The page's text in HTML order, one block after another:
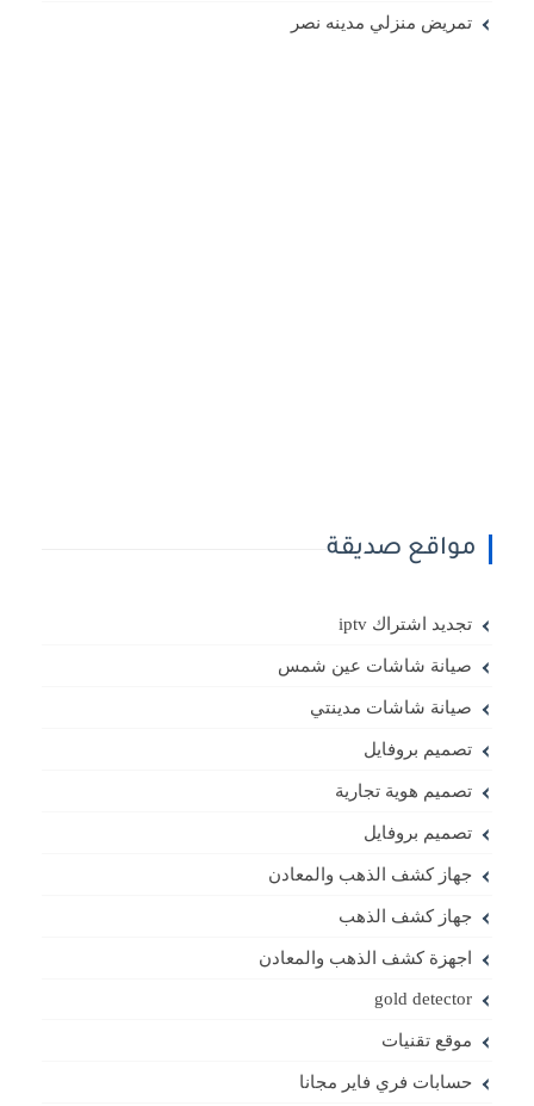
تمريض منزلي مدينه نصر
مواقع صديقة
تجديد اشتراك iptv
صيانة شاشات عين شمس
صيانة شاشات مدينتي
تصميم بروفايل
تصميم هوية تجارية
تصميم بروفايل
جهاز كشف الذهب والمعادن
جهاز كشف الذهب
اجهزة كشف الذهب والمعادن
gold detector
موقع تقنيات
حسابات فري فاير مجانا